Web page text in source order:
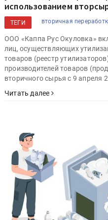
использованием
ТЕГИ вторичная
ООО «Каппа Рус Окуловка»
лиц, осуществляющих
товаров (реестр
производителей товаров
вторичного сырья с 9 апреля
Читать далее